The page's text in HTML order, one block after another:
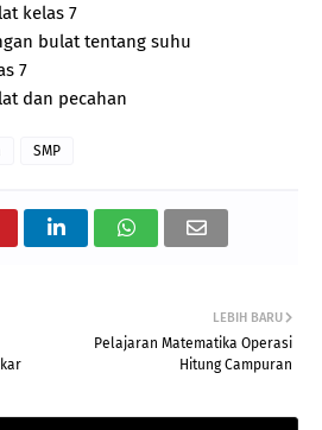
kelas 7
bulat tentang suhu
7
dan pecahan
SMP
LEBIH BARU
Pelajaran Matematika Operasi
Hitung Campuran